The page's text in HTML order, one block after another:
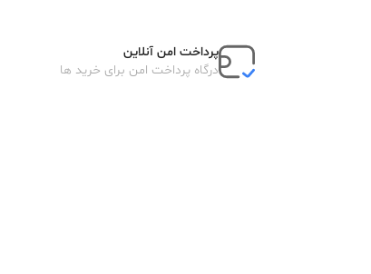
پرداخت امن آنلاین
درگاه پرداخت امن برای خرید ها